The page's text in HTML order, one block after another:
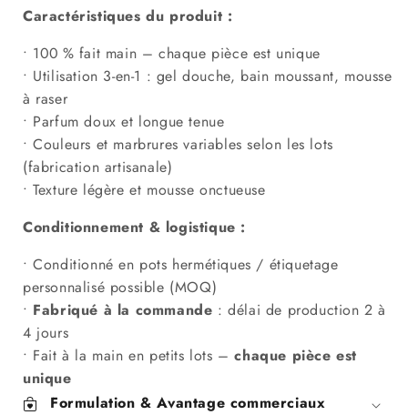
Caractéristiques du produit :
• 100 % fait main – chaque pièce est unique
• Utilisation 3-en-1 : gel douche, bain moussant, mousse
à raser
• Parfum doux et longue tenue
• Couleurs et marbrures variables selon les lots
(fabrication artisanale)
• Texture légère et mousse onctueuse
Conditionnement & logistique :
• Conditionné en pots hermétiques / étiquetage
personnalisé possible (MOQ)
• Fabriqué à la commande : délai de production 2 à
4 jours
• Fait à la main en petits lots –chaque pièce est
unique
Formulation & Avantage commerciaux